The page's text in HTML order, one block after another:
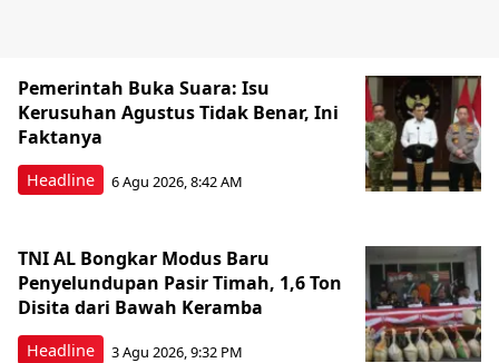
Headline
Pemerintah Buka Suara: Isu
Kerusuhan Agustus Tidak Benar, Ini
Faktanya
6 Agu 2026, 8:42 AM
Headline
TNI AL Bongkar Modus Baru
Penyelundupan Pasir Timah, 1,6 Ton
Disita dari Bawah Keramba
3 Agu 2026, 9:32 PM